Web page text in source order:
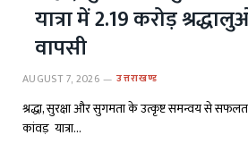
यात्रा में 2.19 करोड़
वापसी
AUGUST 7, 2026 उत्तराखण्ड
श्रद्धा, सुरक्षा और सुगमता के उत्कृष्ट समन्वय से
कांवड़ यात्रा…